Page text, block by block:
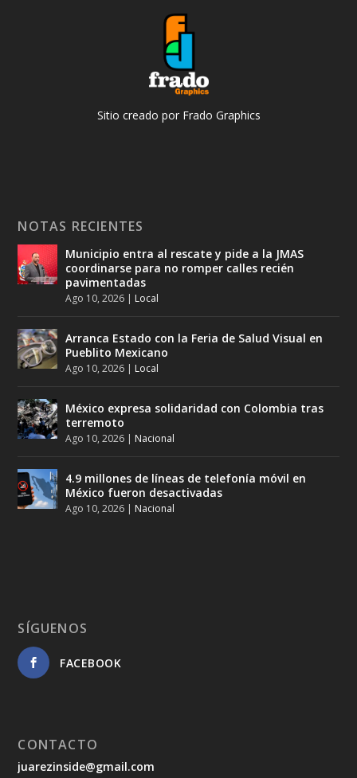
Sitio creado por Frado Graphics
NOTAS RECIENTES
Municipio entra al rescate y pide a la JMAS
coordinarse para no romper calles recién
pavimentadas
Ago 10, 2026 Local
Arranca Estado con la Feria de Salud Visual en
Pueblito Mexicano
Ago 10, 2026 Local
México expresa solidaridad con Colombia tras
terremoto
Ago 10, 2026 Nacional
4.9 millones de líneas de telefonía móvil en
México fueron desactivadas
Ago 10, 2026 Nacional
SÍGUENOS
FACEBOOK
CONTACTO
juarezinside@gmail.com